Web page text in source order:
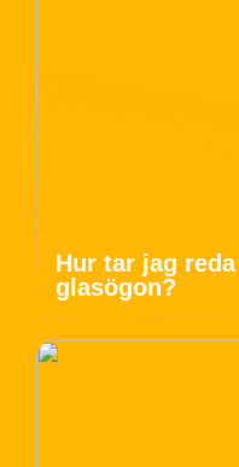
Hur tar jag
glasögon?